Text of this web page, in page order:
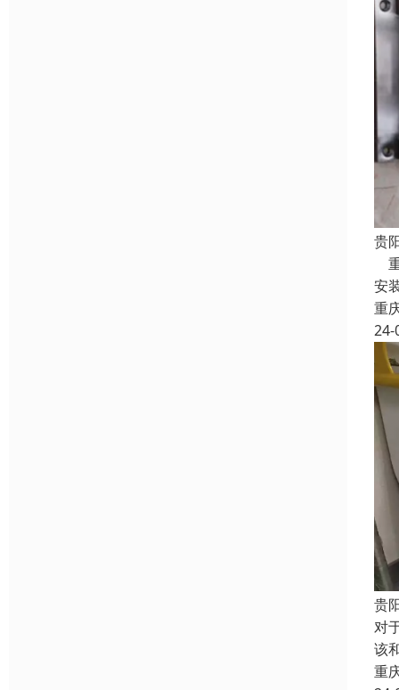
贵
安
重
24-
贵
对
该
重